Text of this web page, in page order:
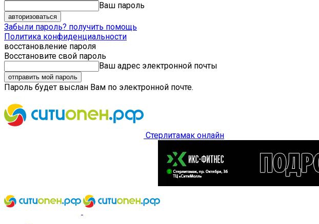
Ваш пароль
Забыли пароль? получить помощь
Политика конфиденциальности
восстановление пароля
Восстановите свой пароль
Ваш адрес электронной почты
Пароль будет выслан Вам по электронной почте.
Стерлитамак онлайн